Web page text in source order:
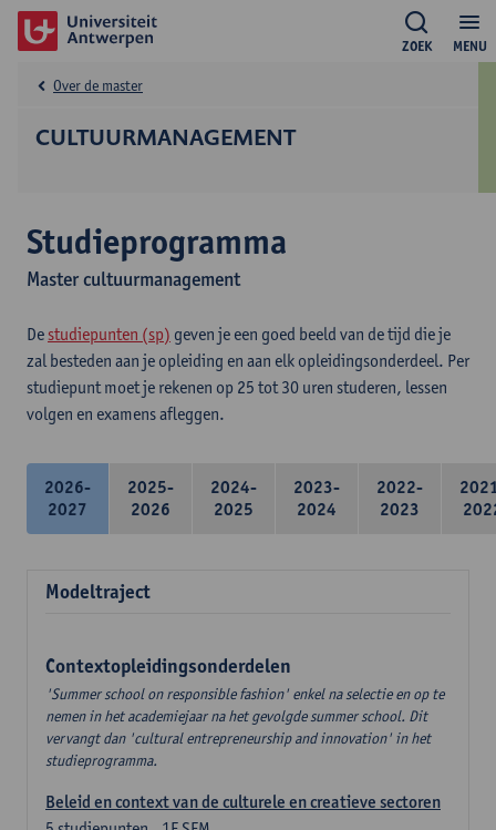
MENU
ZOEK
CULTUURMANAGEMENT
Over de master
Studieprogramma
Master cultuurmanagement
De studiepunten (sp) geven je een goed beeld van de tijd die je
zal besteden aan je opleiding en aan elk opleidingsonderdeel. Per
studiepunt moet je rekenen op 25 tot 30 uren studeren, lessen
volgen en examens afleggen.
2026-
2027
2025-
2026
2024-
2025
2023-
2024
2022-
2023
Modeltraject
Contextopleidingsonderdelen
'Summer school on responsible fashion' enkel na selectie en op te
nemen in het academiejaar na het gevolgde summer school. Dit
vervangt dan 'cultural entrepreneurship and innovation' in het
studieprogramma.
Beleid en context van de culturele en creatieve sectoren